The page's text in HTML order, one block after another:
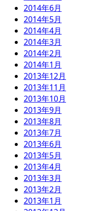
2014年6月
2014年5月
2014年4月
2014年3月
2014年2月
2014年1月
2013年12月
2013年11月
2013年10月
2013年9月
2013年8月
2013年7月
2013年6月
2013年5月
2013年4月
2013年3月
2013年2月
2013年1月